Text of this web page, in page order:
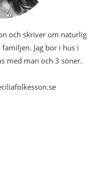
och skriver om naturlig
Jag bor i hus i
med man och 3 söner.